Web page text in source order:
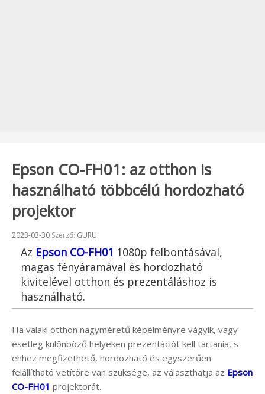
Epson CO-FH01: az otthon is
használható többcélú hordozható
projektor
Beküldve:
2023-03-30 Szerző: GURU
Az Epson CO-FH01 1080p felbontásával,
magas fényáramával és hordozható
kivitelével otthon és prezentáláshoz is
használható.
Ha valaki otthon nagyméretű képélményre vágyik, vagy
esetleg különböző helyeken prezentációt kell tartania, s
ehhez megfizethető, hordozható és egyszerűen
felállítható vetítőre van szüksége, az választhatja az Epson
CO-FH01 projektorát.